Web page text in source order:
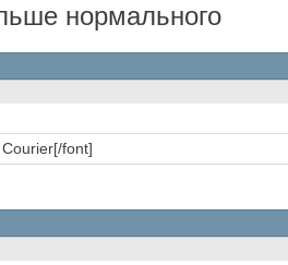
нормального
font]